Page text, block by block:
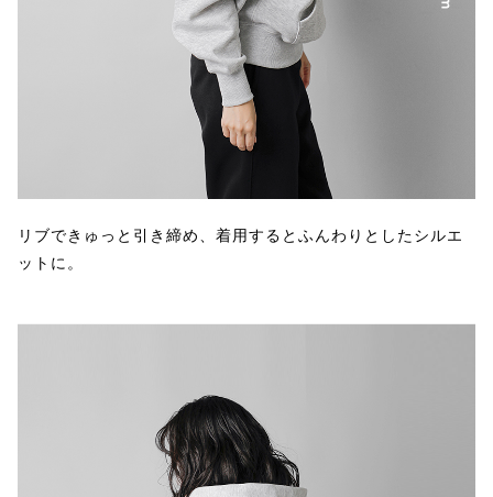
リブできゅっと引き締め、着用するとふんわりとしたシルエ
ットに。